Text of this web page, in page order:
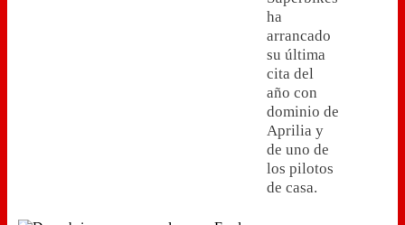
ha
arrancado
su última
cita del
año con
dominio de
Aprilia y
de uno de
los pilotos
de casa.